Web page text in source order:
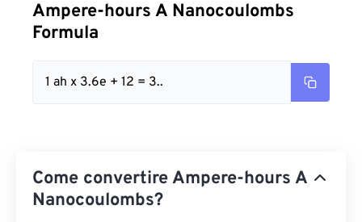
Ampere-hours A Nanocoulombs
Formula
1 ah x 3.6e + 12 = 3..
Come convertire Ampere-hours A
Nanocoulombs?